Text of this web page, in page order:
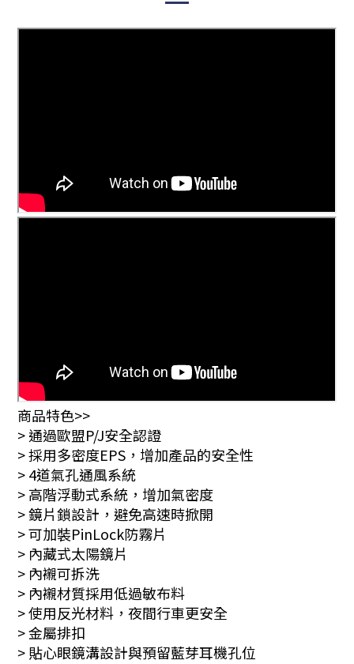
商品特色>>
> 通過歐盟P/J安全認證
> 採用多密度EPS，增加產品的安全性
> 4道氣孔通風系統
> 高階浮動式系統，增加氣密度
> 鏡片鎖設計，避免高速時掀開
> 可加裝PinLock防霧片
> 內藏式太陽鏡片
> 內襯可拆洗
> 內襯材質採用低過敏布料
> 使用反光材料，夜間行車更安全
> 金屬排扣
> 貼心眼鏡溝設計與預留藍芽耳機孔位